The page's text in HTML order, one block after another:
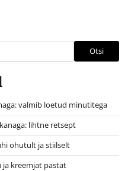
Otsi
valmib loetud minutitega
lihtne retsept
ohutult ja stiilselt
ja kreemjat pastat